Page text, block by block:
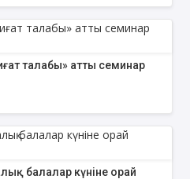
талабы» атты семинар
балалар күніне орай